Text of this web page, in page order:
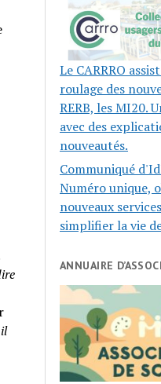
Le CARRRO
roulage des
RERB, les MI20.
avec des
nouveautés.
Communiqué
Numéro unique,
nouveaux
simplifier la vie
ANNUAIRE